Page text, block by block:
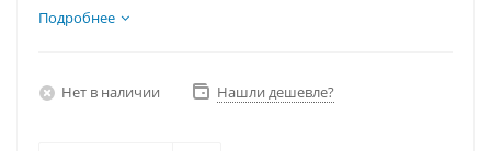
Видеокарта RTX 4060Ti 8Гб, Память DDR4 64Gb,
Подробнее
Нет в наличии Нашли дешевле?